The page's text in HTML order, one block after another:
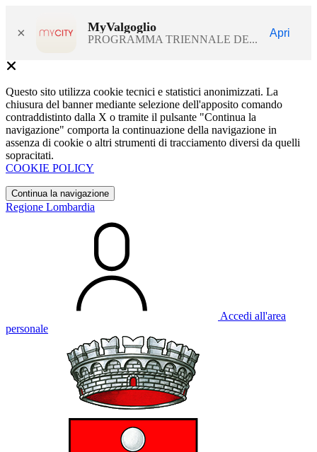
× MyValgoglio
PROGRAMMA TRIENNALE DE...
Apri
Questo sito utilizza cookie tecnici e statistici anonimizzati. La
chiusura del banner mediante selezione dell'apposito comando
contraddistinto dalla X o tramite il pulsante "Continua la
navigazione" comporta la continuazione della navigazione in
assenza di cookie o altri strumenti di tracciamento diversi da quelli
sopracitati.
COOKIE POLICY
Continua la navigazione
Regione Lombardia
Accedi all'area
personale